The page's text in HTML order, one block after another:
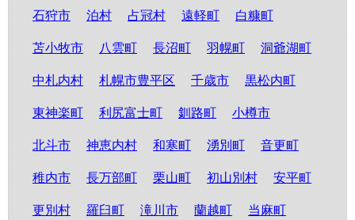
石狩市 泊村 占冠村 遠軽町 白糠町
苫小牧市 八雲町 長沼町 羽幌町 洞爺湖町
中札内村 札幌市豊平区 千歳市 黒松内町
東神楽町 利尻富士町 釧路町 小樽市
北斗市 神恵内村 和寒町 湧別町 音更町
稚内市 長万部町 栗山町 初山別村 安平町
更別村 羅臼町 滝川市 蘭越町 当麻町